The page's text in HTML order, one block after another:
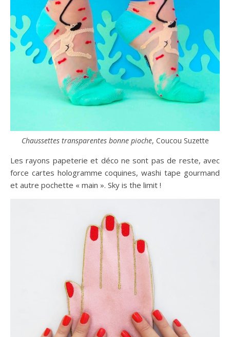
Chaussettes transparentes bonne pioche, Coucou Suzette
Les rayons papeterie et déco ne sont pas de reste, avec
force cartes hologramme coquines, washi tape gourmand
et autre pochette « main ». Sky is the limit !